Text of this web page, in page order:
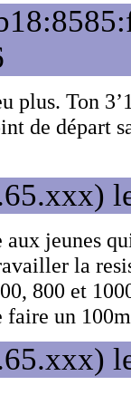
plus. Ton
de départ
jeunes
la
800 et
un